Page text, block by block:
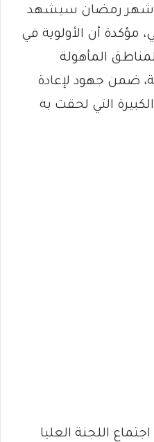
شهر رمضان سيشهد
مؤكدة أن الأولوية في
المأهولة
ضمن جهود لإعادة
التي لحقت به
اللجنة العليا